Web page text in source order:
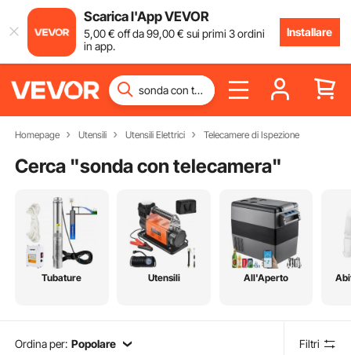
Scarica l'App VEVOR
5,00€ off da99,00€ sui primi 3 ordini
in app.
Installare
Homepage Utensili Utensili Elettrici Telecamere di Ispezione
Cerca "sonda con telecamera"
Tubature Utensili All'Aperto
Ordina per: Popolare Filtri